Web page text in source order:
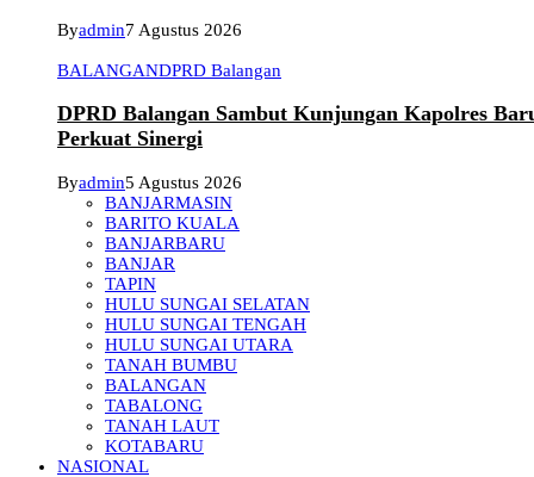
Byadmin7 Agustus 2026
BALANGANDPRD Balangan
DPRD Balangan Sambut Kunjungan Kapolres
Perkuat Sinergi
Byadmin5 Agustus 2026
BANJARMASIN
BARITO KUALA
BANJARBARU
BANJAR
TAPIN
HULU SUNGAI SELATAN
HULU SUNGAI TENGAH
HULU SUNGAI UTARA
TANAH BUMBU
BALANGAN
TABALONG
TANAH LAUT
KOTABARU
NASIONAL